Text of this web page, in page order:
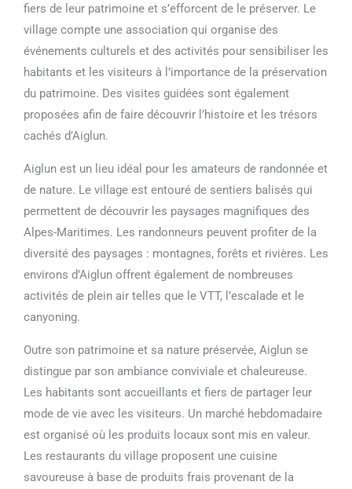
fiers de leur patrimoine et s’efforcent de le préserver. Le
village compte une association qui organise des
événements culturels et des activités pour sensibiliser les
habitants et les visiteurs à l’importance de la préservation
du patrimoine. Des visites guidées sont également
proposées afin de faire découvrir l’histoire et les trésors
cachés d’Aiglun.
Aiglun est un lieu idéal pour les amateurs de randonnée et
de nature. Le village est entouré de sentiers balisés qui
permettent de découvrir les paysages magnifiques des
Alpes-Maritimes. Les randonneurs peuvent profiter de la
diversité des paysages : montagnes, forêts et rivières. Les
environs d’Aiglun offrent également de nombreuses
activités de plein air telles que le VTT, l’escalade et le
canyoning.
Outre son patrimoine et sa nature préservée, Aiglun se
distingue par son ambiance conviviale et chaleureuse.
Les habitants sont accueillants et fiers de partager leur
mode de vie avec les visiteurs. Un marché hebdomadaire
est organisé où les produits locaux sont mis en valeur.
Les restaurants du village proposent une cuisine
savoureuse à base de produits frais provenant de la